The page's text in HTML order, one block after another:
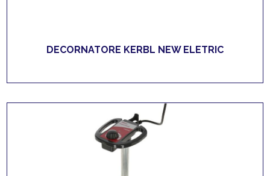
DECORNATORE KERBL NEW ELETRIC